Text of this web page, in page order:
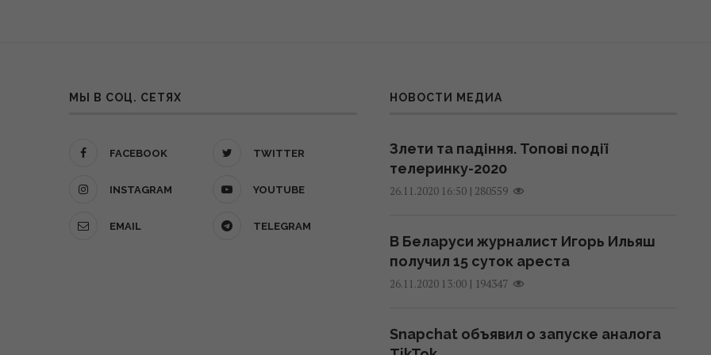
МЫ В СОЦ. СЕТЯХ
FACEBOOK TWITTER
INSTAGRAM YOUTUBE
EMAIL TELEGRAM
НОВОСТИ МЕДИА
Злети та падіння. Топові події
телеринку-2020
26.11.2020 16:50| 280559
В Беларуси журналист Игорь Ильяш
получил 15 суток ареста
26.11.2020 13:00| 194347
Snapchat объявил о запуске аналога